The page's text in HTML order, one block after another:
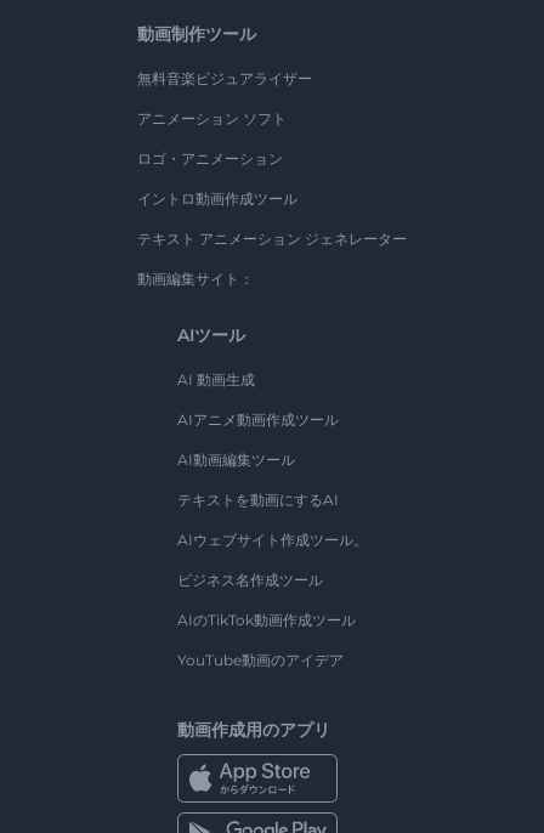
動画制作ツール
無料音楽ビジュアライザー
アニメーション ソフト
ロゴ・アニメーション
イントロ動画作成ツール
テキスト アニメーション ジェネレーター
動画編集サイト：
AIツール
AI 動画生成
AIアニメ動画作成ツール
AI動画編集ツール
テキストを動画にするAI
AIウェブサイト作成ツール。
ビジネス名作成ツール
AIのTikTok動画作成ツール
YouTube動画のアイデア
動画作成用のアプリ